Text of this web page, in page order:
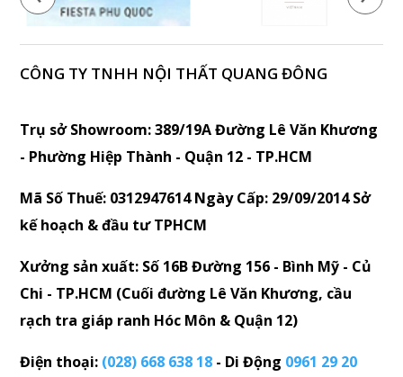
CÔNG TY TNHH NỘI THẤT QUANG ĐÔNG
Trụ sở Showroom: 389/19A Đường Lê Văn Khương
- Phường Hiệp Thành - Quận 12 - TP.HCM
Mã Số Thuế: 0312947614 Ngày Cấp: 29/09/2014 Sở
kế hoạch & đầu tư TPHCM
Xưởng sản xuất: Số 16B Đường 156 - Bình Mỹ - Củ
Chi - TP.HCM (Cuối đường Lê Văn Khương, cầu
rạch tra giáp ranh Hóc Môn & Quận 12)
Điện thoại: (028) 668 638 18 - Di Động 0961 29 20